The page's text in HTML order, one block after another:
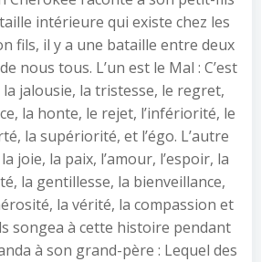
intérieure qui existe chez les
fils, il y a une bataille entre deux
nous tous. L’un est le Mal : C’est
la jalousie, la tristesse, le regret,
la honte, le rejet, l’infériorité, le
la supériorité, et l’égo. L’autre
joie, la paix, l’amour, l’espoir, la
la gentillesse, la bienveillance,
la vérité, la compassion et
songea à cette histoire pendant
à son grand-père : Lequel des